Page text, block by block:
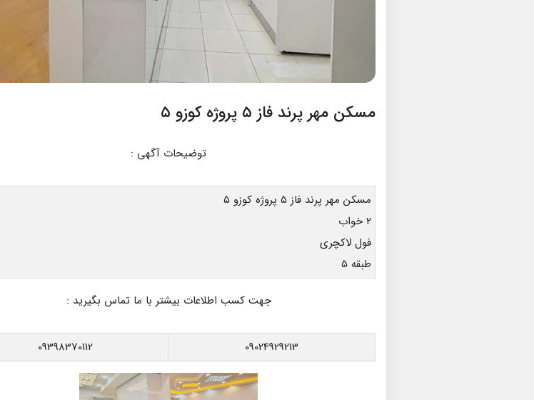
مسکن مهر پرند فاز ۵ پروژه کوزو ۵
توضیحات آگهی :
مسکن مهر پرند فاز ۵ پروژه کوزو ۵
۲ خواب
فول لاکچری
طبقه ۵
جهت کسب اطلاعات بیشتر با ما تماس بگیرید :
09024929213
09398370112